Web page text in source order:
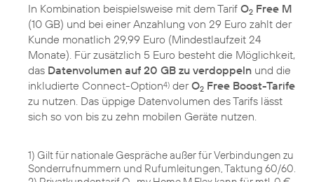
In Kombination beispielsweise mit dem Tarif O2 Free M
(10 GB) und bei einer Anzahlung von 29 Euro zahlt der
Kunde monatlich 29,99 Euro (Mindestlaufzeit 24
Monate). Für zusätzlich 5 Euro besteht die Möglichkeit,
das Datenvolumen auf 20 GB zu verdoppeln und die
inkludierte Connect-Option4) derO2 Free Boost-Tarife
zu nutzen. Das üppige Datenvolumen des Tarifs lässt
sich so von bis zu zehn mobilen Geräte nutzen.
1) Gilt für nationale Gespräche außer für Verbindungen zu
Sonderrufnummern und Rufumleitungen, Taktung 60/60.